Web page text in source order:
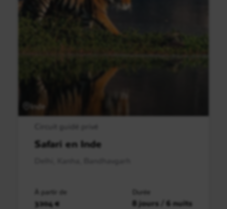
Inde
Safari en Inde
À partir de
3204 €
Durée
8 jours / 6 nuits